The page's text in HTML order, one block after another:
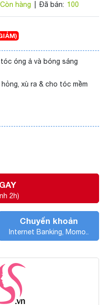
Còn hàng Đã bán: 100
óng ả và bóng sáng
xù ra & cho tóc mềm
2h)
Chuyển khoản
Internet Banking, Momo..